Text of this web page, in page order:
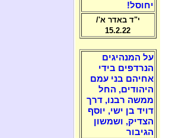
יחוסל!
י"ד באדר א'/
15.2.22
על המנהיגים
הנרדפים בידי
אחיהם בני עמם
היהודים, החל
ממשה רבנו, דרך
דויד בן ישי, יוסף
הצדיק, ושמשון
הגיבור